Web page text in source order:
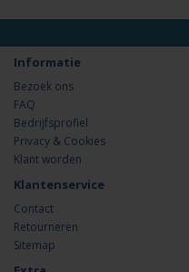
Informatie
Bezoek ons
FAQ
Bedrijfsprofiel
Privacy & Cookies
Klant worden
Klantenservice
Contact
Retourneren
Sitemap